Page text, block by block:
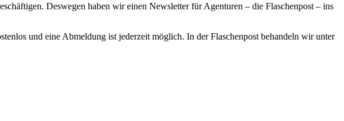
Deswegen haben wir einen Newsletter für Agenturen – die Flaschenpost – ins
und eine Abmeldung ist jederzeit möglich. In der Flaschenpost behandeln wir unter